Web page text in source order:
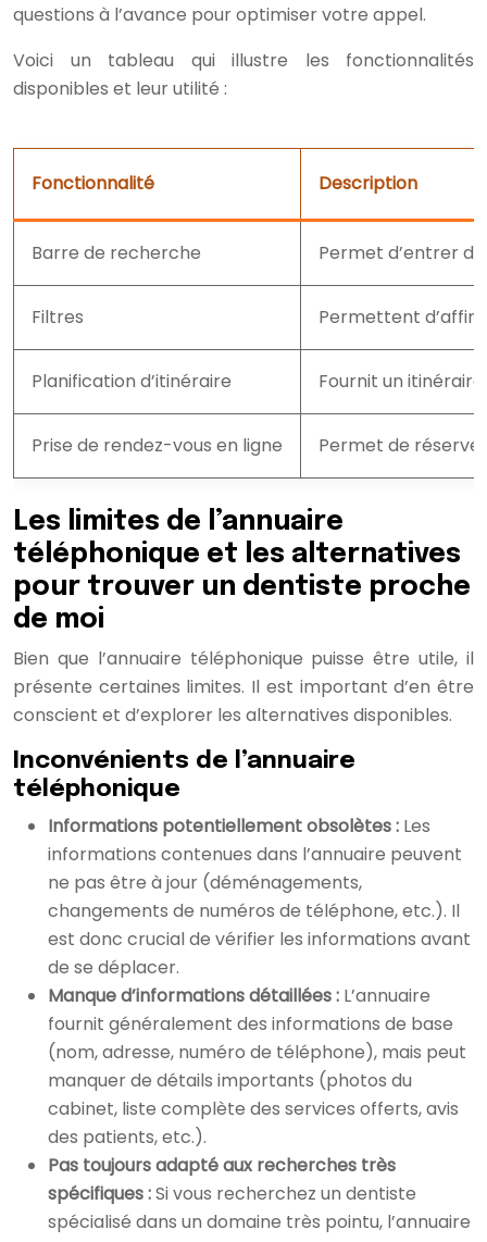
questions à l’avance pour optimiser votre appel.
Voici un tableau qui illustre les fonctionnalités
disponibles et leur utilité :
Fonctionnalité Description
Barre de recherche Permet d’entrer
Filtres Permettent
Planification d’itinéraire Fournit un
Prise de rendez-vous en ligne Permet de
Les limites de l’annuaire
téléphonique et les alternatives
pour trouver un dentiste proche
de moi
Bien que l’annuaire téléphonique puisse être utile, il
présente certaines limites. Il est important d’en être
conscient et d’explorer les alternatives disponibles.
Inconvénients de l’annuaire
téléphonique
Informations potentiellement obsolètes : Les
informations contenues dans l’annuaire peuvent
ne pas être à jour (déménagements,
changements de numéros de téléphone, etc.). Il
est donc crucial de vérifier les informations avant
de se déplacer.
Manque d’informations détaillées : L’annuaire
fournit généralement des informations de base
(nom, adresse, numéro de téléphone), mais peut
manquer de détails importants (photos du
cabinet, liste complète des services offerts, avis
des patients, etc.).
Pas toujours adapté aux recherches très
spécifiques :Si vous recherchez un dentiste
spécialisé dans un domaine très pointu, l’annuaire